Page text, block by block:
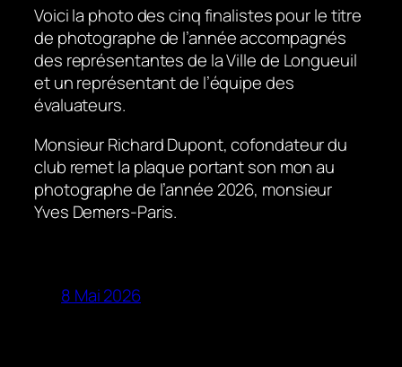
Voici la photo des cinq finalistes pour le titre
de photographe de l’année accompagnés
des représentantes de la Ville de Longueuil
et un représentant de l’équipe des
évaluateurs.
Monsieur Richard Dupont, cofondateur du
club remet la plaque portant son mon au
photographe de l’année 2026, monsieur
Yves Demers-Paris.
8 Mai 2026